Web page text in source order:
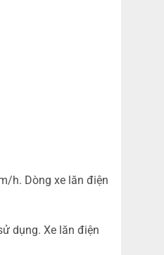
h. Dòng xe lăn điện
dụng. Xe lăn điện